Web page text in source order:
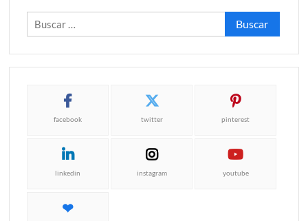
Buscar:
facebook twitter pinterest
linkedin instagram youtube